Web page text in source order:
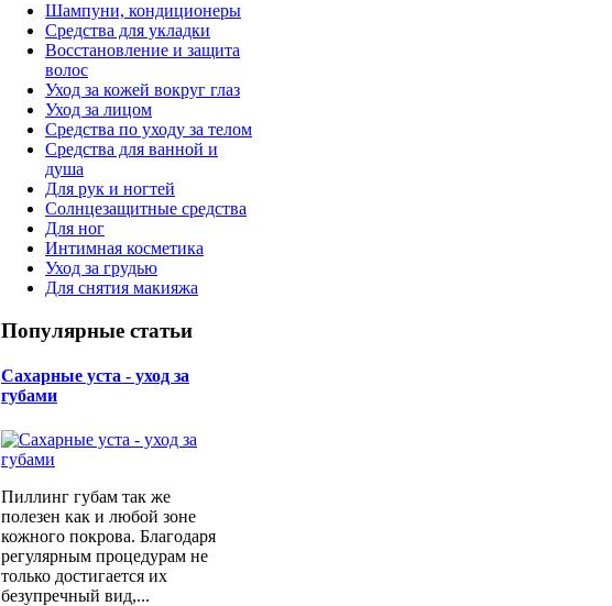
Шампуни, кондиционеры
Средства для укладки
Восстановление и защита
волос
Уход за кожей вокруг глаз
Уход за лицом
Средства по уходу за телом
Средства для ванной и
душа
Для рук и ногтей
Солнцезащитные средства
Для ног
Интимная косметика
Уход за грудью
Для снятия макияжа
Популярные статьи
Сахарные уста - уход за
губами
Пиллинг губам так же
полезен как и любой зоне
кожного покрова. Благодаря
регулярным процедурам не
только достигается их
безупречный вид,...